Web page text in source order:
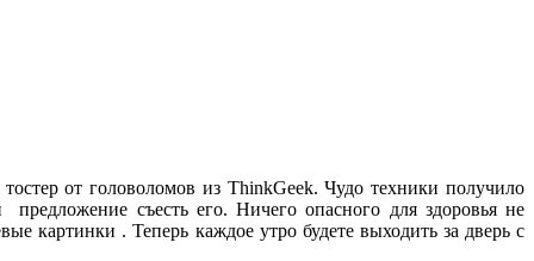
от головоломов из ThinkGeek. Чудо техники получило
съесть его. Ничего опасного для здоровья не
картинки . Теперь каждое утро будете выходить за дверь с